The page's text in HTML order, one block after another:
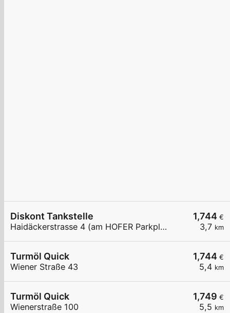
1,744 €
3,7 km
Diskont Tankstelle
Haidäckerstrasse 4 (am HOFER Parkplatz)
1,744 €
5,4 km
Turmöl Quick
Wiener Straße 43
1,749 €
5,5 km
Turmöl Quick
Wienerstraße 100